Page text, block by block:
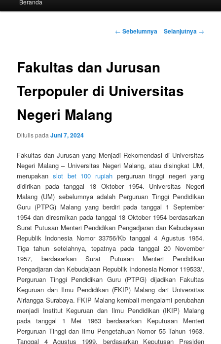
Navigasi
← Sebelumnya Selanjutnya →
Fakultas dan Jurusan
Terpopuler di Universitas
Negeri Malang
Ditulis padaJuni 7, 2024
Fakultas dan Jurusan yang Menjadi Rekomendasi di Universitas
Negeri Malang – Universitas Negeri Malang, atau disingkat UM,
merupakan slot bet 100 rupiah perguruan tinggi negeri yang
didirikan pada tanggal 18 Oktober 1954. Universitas Negeri
Malang (UM) sebelumnya adalah Perguruan Tinggi Pendidikan
Guru (PTPG) Malang yang berdiri pada tanggal 1 September
1954 dan diresmikan pada tanggal 18 Oktober 1954 berdasarkan
Surat Putusan Menteri Pendidikan Pengadjaran dan Kebudayaan
Republik Indonesia Nomor 33756/Kb tanggal 4 Agustus 1954.
Tiga tahun setelahnya, tepatnya pada tanggal 20 November
1957, berdasarkan Surat Putusan Menteri Pendidikan
Pengadjaran dan Kebudajaan Republik Indonesia Nomor 119533/,
Perguruan Tinggi Pendidikan Guru (PTPG) dijadikan Fakultas
Keguruan dan Ilmu Pendidikan (FKIP) Malang dari Universitas
Airlangga Surabaya. FKIP Malang kembali mengalami perubahan
menjadi Institut Keguruan dan Ilmu Pendidikan (IKIP) Malang
pada tanggal 1 Mei 1963 berdasarkan Keputusan Menteri
Perguruan Tinggi dan Ilmu Pengetahuan Nomor 55 Tahun 1963.
Tanggal 4 Agustus 1999, berdasarkan Keputusan Presiden